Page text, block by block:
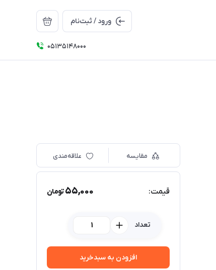
ورود / ثبت‌نام
05135148000
مقایسه علاقه‌مندی
قیمت: 55,000تومان
تعداد
افزودن به سبدخرید